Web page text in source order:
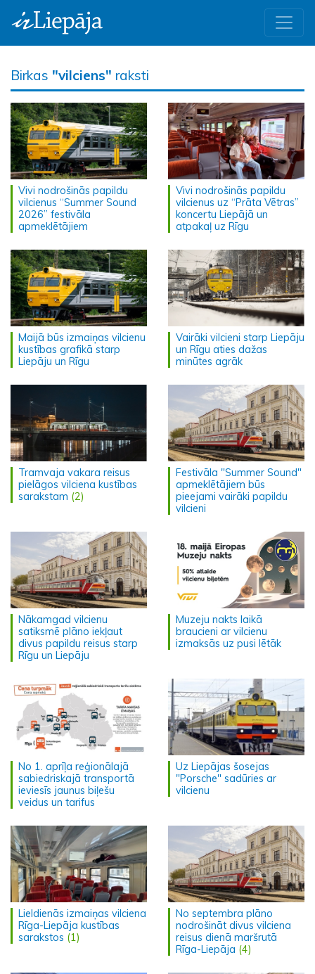
Birkas "vilciens" raksti
Vivi nodrošinās papildu
vilcienus “Summer Sound
2026” festivāla
apmeklētājiem
Vivi nodrošinās papildu
vilcienus uz “Prāta Vētras”
koncertu Liepājā un
atpakaļ uz Rīgu
Maijā būs izmaiņas vilcienu
kustības grafikā starp
Liepāju un Rīgu
Vairāki vilcieni starp Liepāju
un Rīgu aties dažas
minūtes agrāk
Tramvaja vakara reisus
pielāgos vilciena kustības
sarakstam (2)
Festivāla "Summer Sound"
apmeklētājiem būs
pieejami vairāki papildu
vilcieni
Nākamgad vilcienu
satiksmē plāno iekļaut
divus papildu reisus starp
Rīgu un Liepāju
Muzeju nakts laikā
braucieni ar vilcienu
izmaksās uz pusi lētāk
No 1. aprīļa reģionālajā
sabiedriskajā transportā
ieviesīs jaunus biļešu
veidus un tarifus
Uz Liepājas šosejas
"Porsche" sadūries ar
vilcienu
Lieldienās izmaiņas vilciena
Rīga-Liepāja kustības
sarakstos (1)
No septembra plāno
nodrošināt divus vilciena
reisus dienā maršrutā
Rīga-Liepāja (4)